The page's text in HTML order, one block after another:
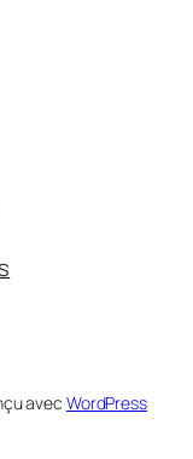
avec WordPress